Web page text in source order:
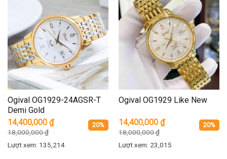
Ogival OG1929-24AGSR-T
Demi Gold
14,400,000 ₫
18,000,000₫
20%
Lượt xem: 135,214
Ogival OG1929 Like New
14,400,000 ₫
18,000,000₫
20%
Lượt xem: 23,015